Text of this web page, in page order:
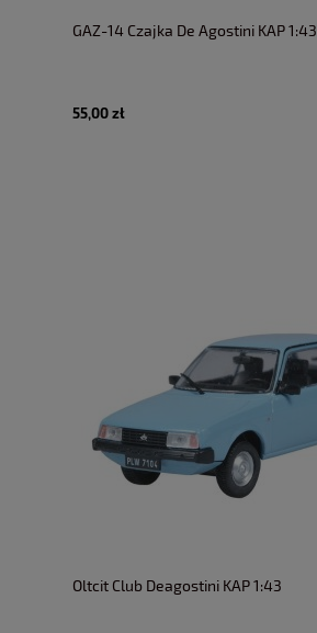
GAZ-14 Czajka De Agostini KAP 1:43
55,00 zł
Oltcit Club Deagostini KAP 1:43